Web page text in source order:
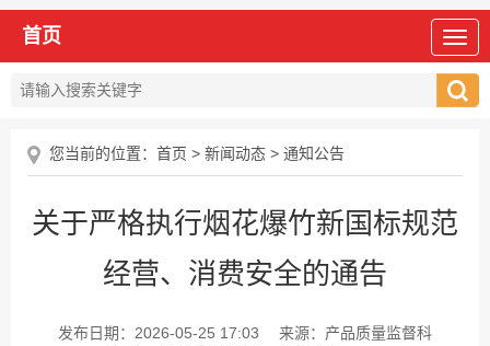
首页
您当前的位置： 首页 > 新闻动态 > 通知公告
关于严格执行烟花爆竹新国标规范
经营、消费安全的通告
发布日期：2026-05-25 17:03
来源：产品质量监督科